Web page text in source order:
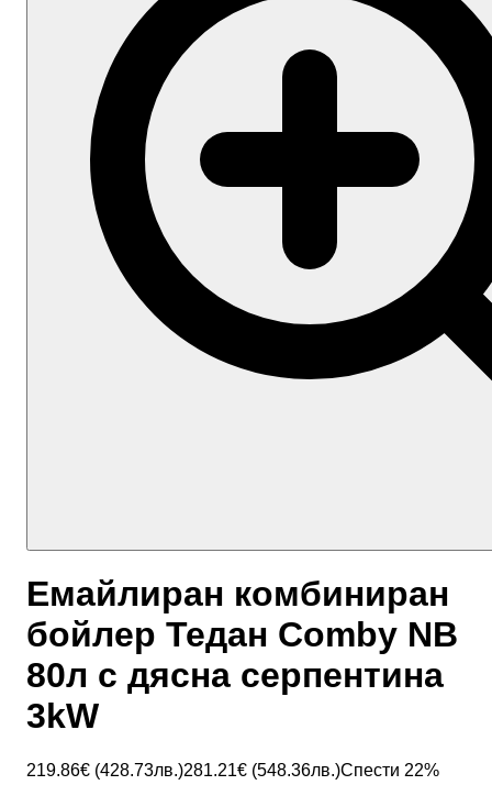
Емайлиран комбиниран
бойлер Тедан Comby NB
80л с дясна серпентина
3kW
219.86€ (428.73лв.)281.21€ (548.36лв.)Спести 22%